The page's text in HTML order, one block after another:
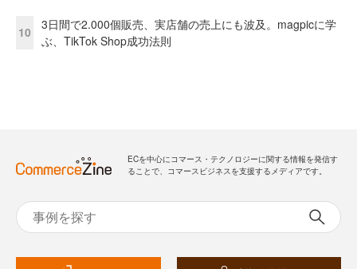
10
3日間で2.000個販売、実店舗の売上にも波及。magpicに学
ぶ、TikTok Shop成功法則
ECを中心にコマース・テクノロジーに関する情報を発信す
ることで、コマースビジネスを支援するメディアです。